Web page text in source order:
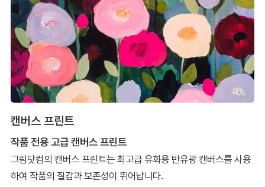
캔버스 프린트
작품 전용 고급 캔버스 프린트
그림닷컴의 캔버스 프린트는 최고급 유화용 반유광 캔버스를 사용
하여 작품의 질감과 보존성이 뛰어납니다.